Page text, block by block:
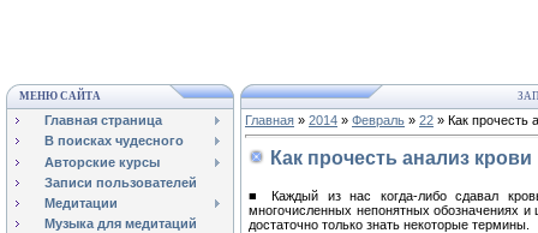
МЕНЮ САЙТА
Главная страница
В поисках чудесного
Авторские курсы
Записи пользователей
Медитации
Музыка для медитаций
Главная » 2014 » Февраль » 22 » Как прочесть
Как прочесть анализ крови
■ Каждый из нас когда-либо сдавал
многочисленных непонятных обозначениях
достаточно только знать некоторые термины.